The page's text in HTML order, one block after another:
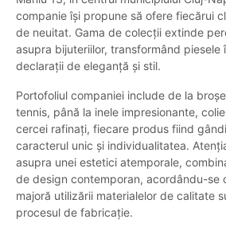
companie își propune să ofere fiecărui
de neuitat. Gama de colecții extinde
asupra bijuteriilor, transformând piesele
declarații de eleganță și stil.
Portofoliul companiei include de la
tennis, până la inele impresionante,
cercei rafinați, fiecare produs fiind
caracterul unic și individualitatea.
asupra unei estetici atemporale,
de design contemporan, acordându-se
majoră utilizării materialelor de calitate
procesul de fabricație.